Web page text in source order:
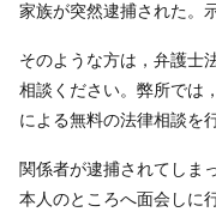
家族が突然逮捕された。
そのような方は，弁護士
相談ください。弊所では
による無料の法律相談を
関係者が逮捕されてしま
本人のところへ面会しに